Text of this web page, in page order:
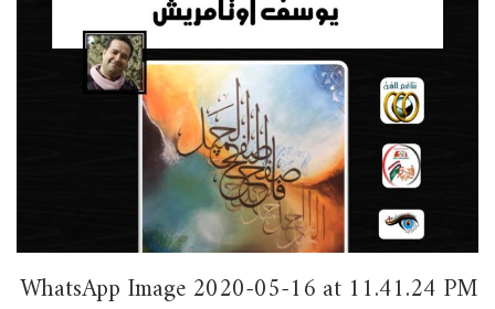
WhatsApp Image 2020-05-16 at 11.41.24 PM